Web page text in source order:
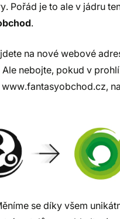
Pořád je to ale v jádru
.
na nové webové
Ale nebojte, pokud v
se díky všem